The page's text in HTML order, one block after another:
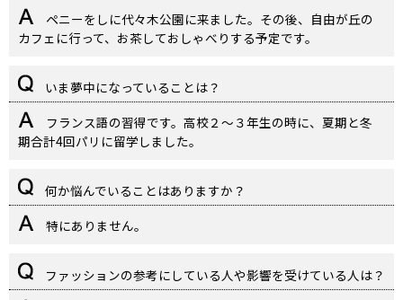
ペニーをしに代々木公園に来ました。その後、自由が丘の
カフェに行って、お茶しておしゃべりする予定です。
いま夢中になっていることは？
フランス語の習得です。高校２〜３年生の時に、夏期と冬
期合計4回パリに留学しました。
何か悩んでいることはありますか？
特にありません。
ファッションの参考にしている人や影響を受けている人は？